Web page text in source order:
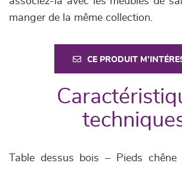
manger de la même collection.
CE PRODUIT
Table dessus bois – Pieds